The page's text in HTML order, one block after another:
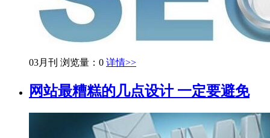
03月刊 浏览量：0 详情>>
网站最糟糕的几点设计 一定要避免